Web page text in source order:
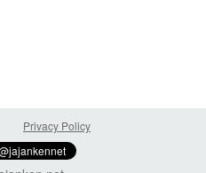
Privacy Policy